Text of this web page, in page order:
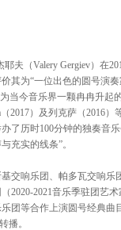
夫（Valery Gergiev）在
其为“一位出色的圆号演
当今音乐界一颗冉冉升起
2017）及列克萨（2016）
了历时100分钟的独奏音
充实的线条”。
交响乐团、帕多瓦交响乐
2020-2021音乐季驻团艺
团等合作上演圆号经典
播。